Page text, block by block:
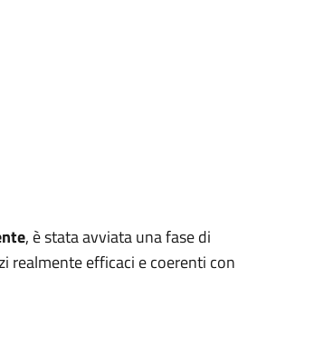
, è stata avviata una fase di
realmente efficaci e coerenti con